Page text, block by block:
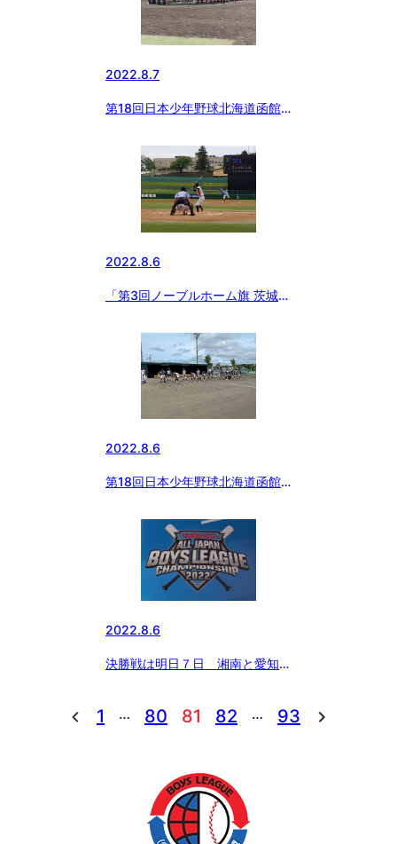
2022.8.7
第18回日本少年野球北海道函館
2022.8.6
「第3回ノーブルホーム旗 茨城中
2022.8.6
第18回日本少年野球北海道函館
2022.8.6
決勝戦は明日７日 湘南と愛知瀬
1 … 80 81 82 … 93